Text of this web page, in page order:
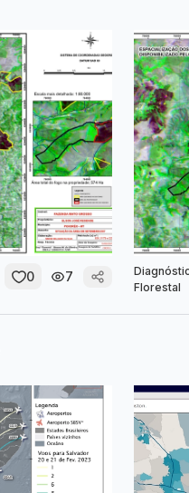
0 7
Florestal